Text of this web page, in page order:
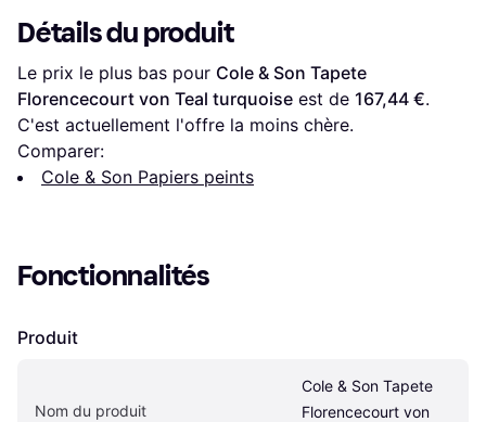
Détails du produit
Le prix le plus bas pour Cole & Son Tapete
Florencecourt von Teal turquoise est de 167,44 €.
C'est actuellement l'offre la moins chère.
Comparer:
Cole & Son Papiers peints
Fonctionnalités
Produit
Nom du produit
Cole & Son Tapete
Florencecourt von